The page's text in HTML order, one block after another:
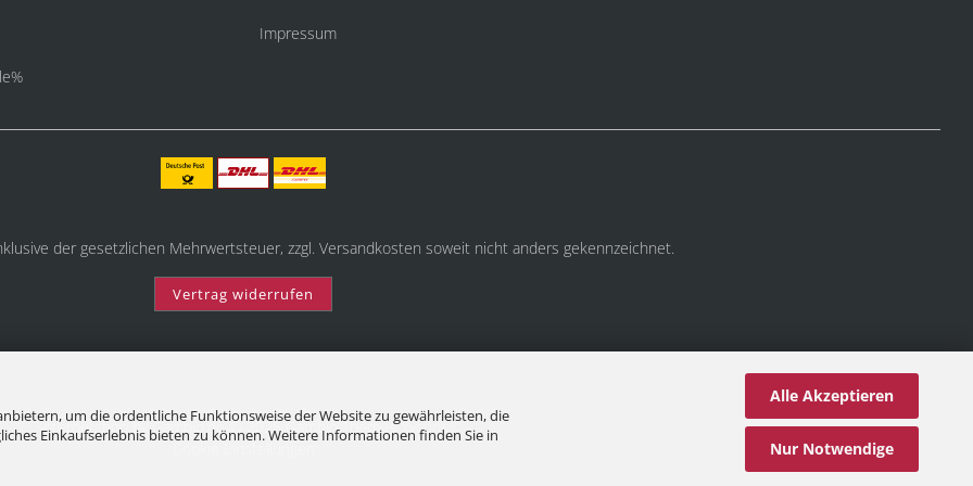
um die ordentliche Funktionsweise der Website zu gewährleisten, die
Einkaufserlebnis bieten zu können. Weitere Informationen finden Sie in
Alle Akzeptieren
Nur Notwendige
Impressum
der gesetzlichen Mehrwertsteuer, zzgl. Versandkosten soweit nicht anders gekennzeichnet.
Vertrag widerrufen
Internetshopby Gambio.de © 2025 Gambio ThemesXycons